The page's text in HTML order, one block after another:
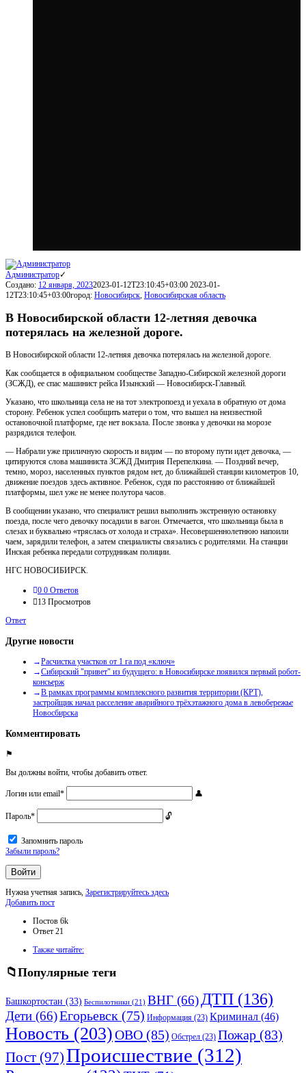
Администратор
Создано: 12 января, 20232023-01-12T23:10:45+03:00 2023-01-
12T23:10:45+03:00город: Новосибирск, Новосибирская область
В Новосибирской области 12-летняя девочка
потерялась на железной дороге.
В Новосибирской области 12-летняя девочка потерялась на железной дороге.
Как сообщается в официальном сообществе Западно-Сибирской железной дороги
(ЗСЖД), ее спас машинист рейса Изынский — Новосибирск-Главный.
Указано, что школьница села не на тот электропоезд и уехала в обратную от дома
сторону. Ребенок успел сообщить матери о том, что вышел на неизвестной
остановочной платформе, где нет вокзала. После звонка у девочки на морозе
разрядился телефон.
— Набрали уже приличную скорость и видим — по второму пути идет девочка, —
цитируются слова машиниста ЗСЖД Дмитрия Перепелкина. — Поздний вечер,
темно, мороз, населенных пунктов рядом нет, до ближайшей станции километров 10,
движение поездов здесь активное. Ребенок, судя по расстоянию от ближайшей
платформы, шел уже не менее полутора часов.
В сообщении указано, что специалист решил выполнить экстренную остановку
поезда, после чего девочку посадили в вагон. Отмечается, что школьница была в
слезах и буквально «тряслась от холода и страха». Несовершеннолетнюю напоили
чаем, зарядили телефон, а затем специалисты связались с родителями. На станции
Инская ребенка передали сотрудникам полиции.
НГС НОВОСИБИРСК.
0 0 Ответов
13 Просмотров
Ответ
Другие новости
Расчистка участков от 1 га под «ключ»
Сибирский "привет" из будущего: в Новосибирске появился первый робот-
консьерж
В рамках программы комплексного развития территории (КРТ),
застройщик начал расселение аварийного трёхэтажного дома в левобережье
Новосбирска
Комментировать
Вы должны войти, чтобы добавить ответ.
Логин или email*
Пароль*
Запомнить пароль
Забыли пароль?
Нужна учетная запись, Зарегистрируйтесь здесь
Боковая
Добавить пост
Статистика
Постов 6k
Ответ 21
Также читайте:
Популярные теги
Башкортостан (33) Беспилотники (21) ВНГ (66) ДТП (136)
Дети (66)Егорьевск (75) Информация (23) Криминал (46)
Новость (203)ОВО (85) Обстрел (23) Пожар (83)
Пост (97)Происшествие (312)